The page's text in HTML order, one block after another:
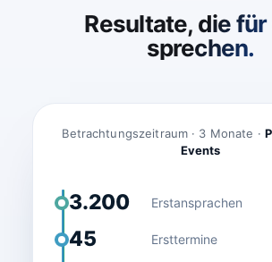
Resultate, die
sprechen.
Betrachtungszeitraum · 3 Monate ·
Events
3.200 Erstansprachen
45 Ersttermine